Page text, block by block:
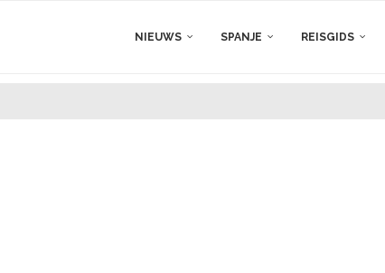
NIEUWS SPANJE REISGIDS